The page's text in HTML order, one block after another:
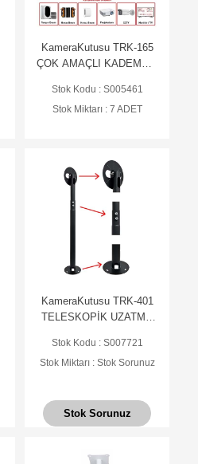
KameraKutusu TRK-165
ÇOK AMAÇLI KADEMELİ
95cm)
Stok Kodu : S005461
Stok Miktarı : 7 ADET
KameraKutusu TRK-401
TELESKOPİK UZATMA
Stok Kodu : S007721
Stok Miktarı : Stok Sorunuz
Stok Sorunuz